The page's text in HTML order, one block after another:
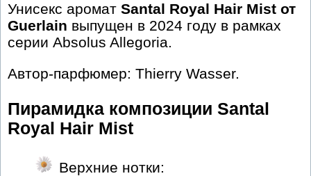
Унисекс аромат Santal Royal Hair Mist от
Guerlain выпущен в 2024 году в рамках
серии Absolus Allegoria.
Автор-парфюмер: Thierry Wasser.
Пирамидка композиции Santal
Royal Hair Mist
Верхние нотки: